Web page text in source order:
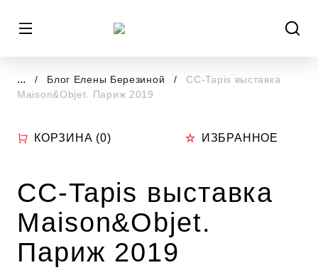
... Блог Елены Березиной
CC-Tapis выставка
Maison&Objet. Париж 2019
КОРЗИНА (0) ИЗБРАННОЕ
CC-Tapis выставка
Maison&Objet.
Париж 2019